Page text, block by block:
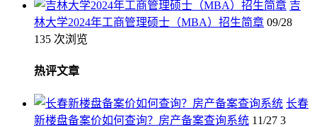
吉
林大学2024年工商管理硕士（MBA）招生简章 09/28
135 次浏览
热评文章
长春
新楼盘备案价如何查询？房产备案查询系统 11/27 3